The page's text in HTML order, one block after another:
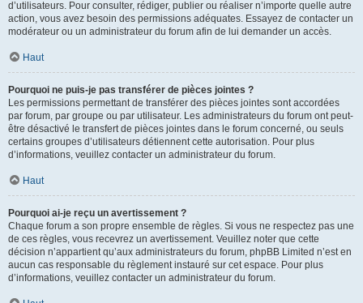
d’utilisateurs. Pour consulter, rédiger, publier ou réaliser n’importe quelle autre
action, vous avez besoin des permissions adéquates. Essayez de contacter un
modérateur ou un administrateur du forum afin de lui demander un accès.
Haut
Pourquoi ne puis-je pas transférer de pièces jointes ?
Les permissions permettant de transférer des pièces jointes sont accordées
par forum, par groupe ou par utilisateur. Les administrateurs du forum ont peut-
être désactivé le transfert de pièces jointes dans le forum concerné, ou seuls
certains groupes d’utilisateurs détiennent cette autorisation. Pour plus
d’informations, veuillez contacter un administrateur du forum.
Haut
Pourquoi ai-je reçu un avertissement ?
Chaque forum a son propre ensemble de règles. Si vous ne respectez pas une
de ces règles, vous recevrez un avertissement. Veuillez noter que cette
décision n’appartient qu’aux administrateurs du forum, phpBB Limited n’est en
aucun cas responsable du règlement instauré sur cet espace. Pour plus
d’informations, veuillez contacter un administrateur du forum.